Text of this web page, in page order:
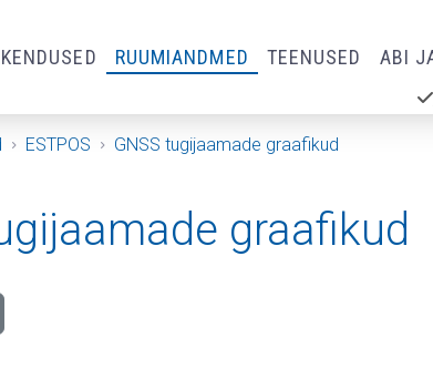
RUUMIANDMED TEENUSED ABI
ESTPOS GNSS tugijaamade graafikud
graafikud